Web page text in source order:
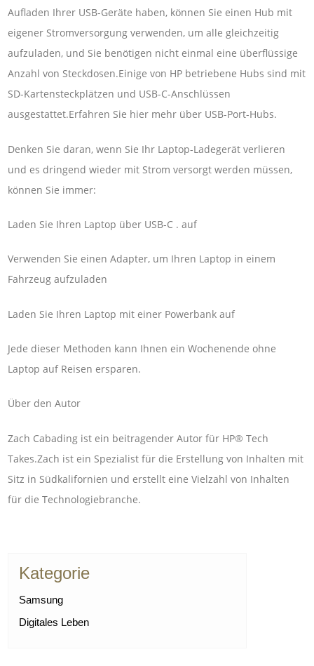
Aufladen Ihrer USB-Geräte haben, können Sie einen Hub mit
eigener Stromversorgung verwenden, um alle gleichzeitig
aufzuladen, und Sie benötigen nicht einmal eine überflüssige
Anzahl von Steckdosen.Einige von HP betriebene Hubs sind mit
SD-Kartensteckplätzen und USB-C-Anschlüssen
ausgestattet.Erfahren Sie hier mehr über USB-Port-Hubs.
Denken Sie daran, wenn Sie Ihr Laptop-Ladegerät verlieren
und es dringend wieder mit Strom versorgt werden müssen,
können Sie immer:
Laden Sie Ihren Laptop über USB-C . auf
Verwenden Sie einen Adapter, um Ihren Laptop in einem
Fahrzeug aufzuladen
Laden Sie Ihren Laptop mit einer Powerbank auf
Jede dieser Methoden kann Ihnen ein Wochenende ohne
Laptop auf Reisen ersparen.
Über den Autor
Zach Cabading ist ein beitragender Autor für HP® Tech
Takes.Zach ist ein Spezialist für die Erstellung von Inhalten mit
Sitz in Südkalifornien und erstellt eine Vielzahl von Inhalten
für die Technologiebranche.
Kategorie
Samsung
Digitales Leben